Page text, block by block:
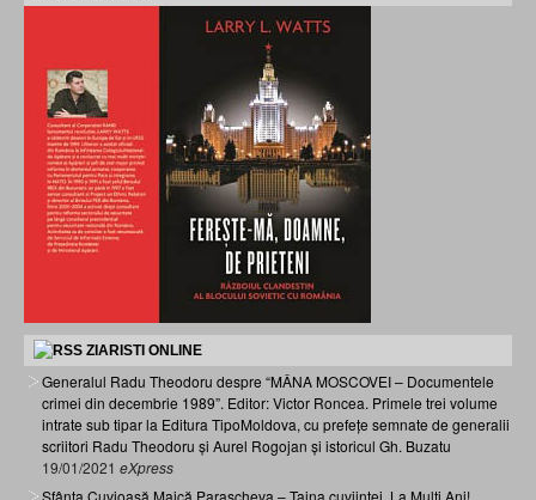
ZIARISTI ONLINE
Generalul Radu Theodoru despre “MÂNA MOSCOVEI – Documentele
crimei din decembrie 1989”. Editor: Victor Roncea. Primele trei volume
intrate sub tipar la Editura TipoMoldova, cu prefețe semnate de generalii
scriitori Radu Theodoru și Aurel Rogojan și istoricul Gh. Buzatu
19/01/2021 eXpress
Sfânta Cuvioasă Maică Parascheva – Taina cuviinței. La Mulți Ani!